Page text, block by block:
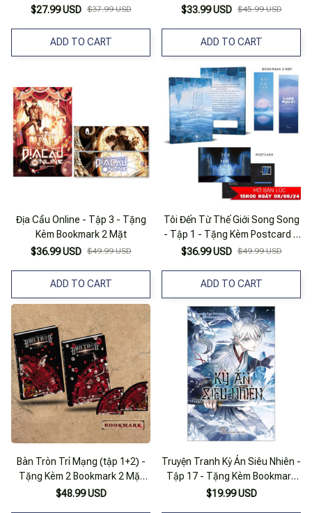
$27.99 USD $37.99 USD
ADD TO CART
Postcard 2 Mặt
$33.99 USD $45.99 USD
ADD TO CART
Địa Cầu Online - Tập 3 - Tặng
Kèm Bookmark 2 Mặt
$36.99 USD $49.99 USD
ADD TO CART
Tôi Đến Từ Thế Giới Song Song
- Tập 1 - Tặng Kèm Postcard 2
Mặt Bồi Cứng + Bookmark 2 Mặt
$36.99 USD $49.99 USD
ADD TO CART
Bàn Tròn Trí Mạng (tập 1+2) -
Tặng Kèm 2 Bookmark 2 Mặt
Bồi Cứng
$48.99 USD
Truyện Tranh Kỳ Án Siêu Nhiên -
Tập 17 - Tặng Kèm Bookmark
Giấy 2 Mặt - Nxb Trẻ
$19.99 USD